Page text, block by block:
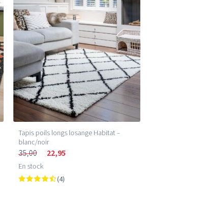
Tapis poils longs losange Habitat –
blanc/noir
35,00 22,95
En stock
(4)